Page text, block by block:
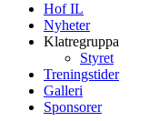
Hof IL
Nyheter
Klatregruppa
Styret
Treningstider
Galleri
Sponsorer